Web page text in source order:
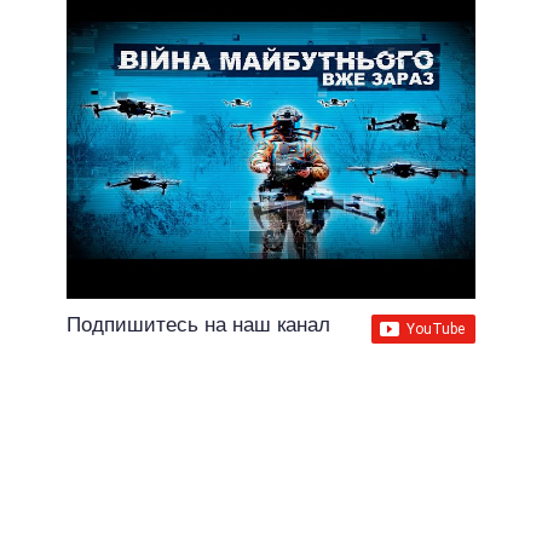
Подпишитесь на наш канал